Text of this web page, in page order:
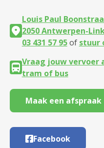
Louis Paul
2050 Antwerpen-
03 431 57 95of stuur
Vraag jouw vervoer
tram of bus
Maak een afspraak
Facebook